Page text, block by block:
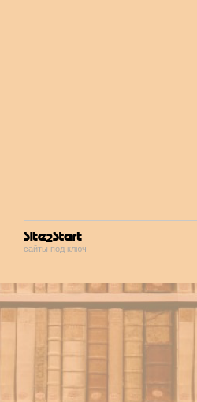
сайты под ключ